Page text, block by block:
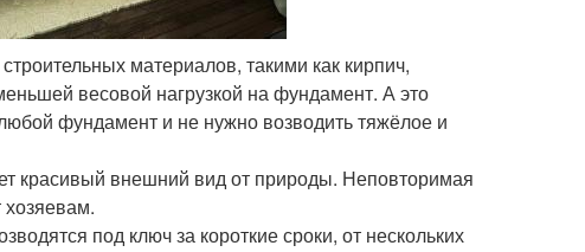
материалов, такими как кирпич,
весовой нагрузкой на фундамент. А это
фундамент и не нужно возводить тяжёлое и
красивый внешний вид от природы. Неповторимая
хозяевам.
под ключ за короткие сроки, от нескольких